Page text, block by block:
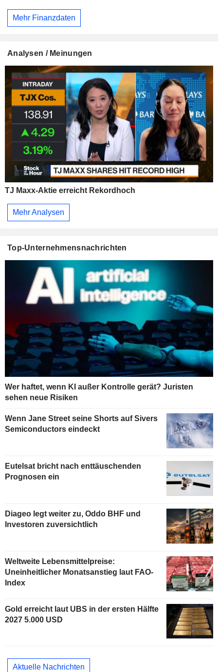
Mehr Finanzdaten
Analysen / Meinungen
TJ Maxx-Aktie erreicht Rekordhoch
Mehr Analysen
Top-Unternehmensnachrichten
Wer haftet, wenn KI außer Kontrolle gerät? Juristen
sehen neue Risiken
Wenn Jane Street seine Shorts auf Sivers
Semiconductors eindeckt
Eutelsat bricht nach enttäuschenden
Prognosen ein
Diageo legt weiter zu, Oddo BHF und
Investoren zuversichtlich
Weltweite Lebensmittelpreise:
Uneinheitlicher Monatsanstieg laut FAO-
Index
Gold erreicht laut UBS in der ersten Hälfte
2027 5.000 USD
Aktuelle Nachrichten